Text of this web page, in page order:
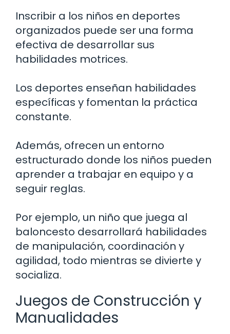
Inscribir a los niños en deportes
organizados puede ser una forma
efectiva de desarrollar sus
habilidades motrices.
Los deportes enseñan habilidades
específicas y fomentan la práctica
constante.
Además, ofrecen un entorno
estructurado donde los niños pueden
aprender a trabajar en equipo y a
seguir reglas.
Por ejemplo, un niño que juega al
baloncesto desarrollará habilidades
de manipulación, coordinación y
agilidad, todo mientras se divierte y
socializa.
Juegos de Construcción y
Manualidades